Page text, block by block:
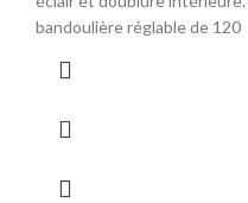
bandoulière réglable de 120